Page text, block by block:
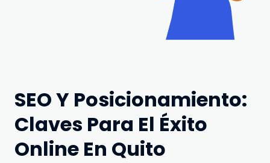
SEO Y Posicionamiento:
Claves Para El Éxito
Online En Quito